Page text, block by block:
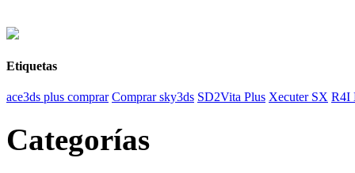
Etiquetas
ace3ds plus comprar Comprar sky3ds SD2Vita Plus Xecuter SX R4I
Categorías